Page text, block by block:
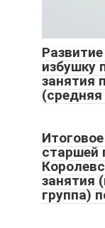
избушку
занятия
(средняя
старшей
занятия
группа)